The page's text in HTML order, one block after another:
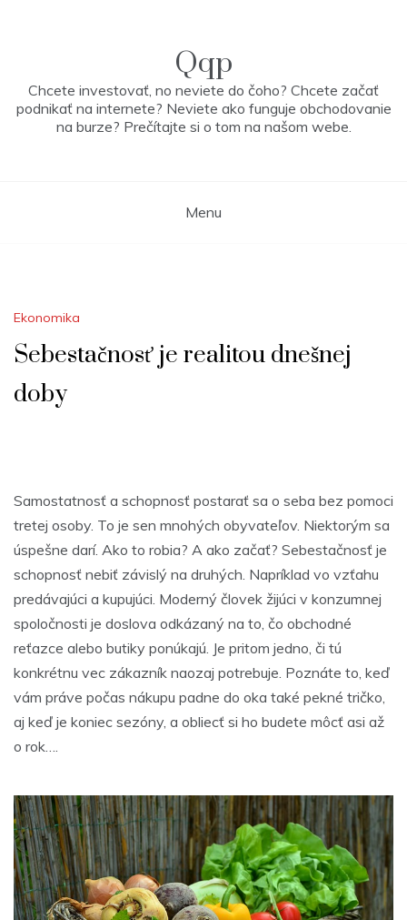
Qqp
Chcete investovať, no neviete do čoho? Chcete začať
podnikať na internete? Neviete ako funguje obchodovanie
na burze? Prečítajte si o tom na našom webe.
Menu
Ekonomika
Sebestačnosť je realitou dnešnej
doby
Samostatnosť a schopnosť postarať sa o seba bez pomoci
tretej osoby. To je sen mnohých obyvateľov. Niektorým sa
úspešne darí. Ako to robia? A ako začať? Sebestačnosť je
schopnosť nebiť závislý na druhých. Napríklad vo vzťahu
predávajúci a kupujúci. Moderný človek žijúci v konzumnej
spoločnosti je doslova odkázaný na to, čo obchodné
reťazce alebo butiky ponúkajú. Je pritom jedno, či tú
konkrétnu vec zákazník naozaj potrebuje. Poznáte to, keď
vám práve počas nákupu padne do oka také pekné tričko,
aj keď je koniec sezóny, a obliecť si ho budete môcť asi až
o rok….